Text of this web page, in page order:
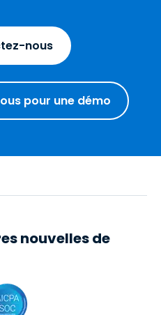
nous
pour une démo
nouvelles de